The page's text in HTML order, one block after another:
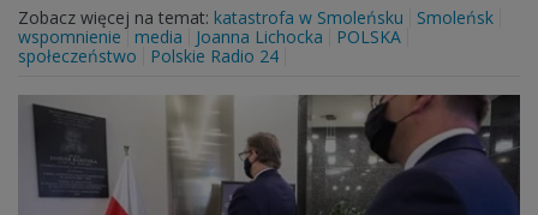
Zobacz więcej na temat: katastrofa w Smoleńsku
Smoleńsk
wspomnienie
media Joanna Lichocka
POLSKA
społeczeństwo
Polskie Radio 24